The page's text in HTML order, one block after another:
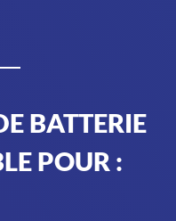
BATTERIE
POUR :